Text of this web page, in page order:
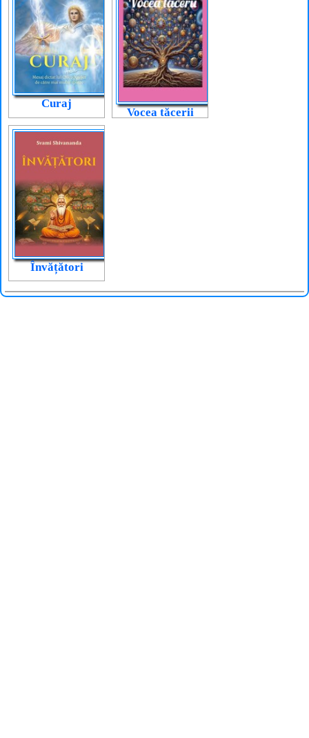
Curaj
Vocea tăcerii
Învățători